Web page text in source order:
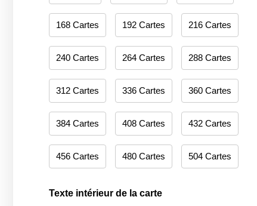
168 Cartes 192 Cartes 216 Cartes
240 Cartes 264 Cartes 288 Cartes
312 Cartes 336 Cartes 360 Cartes
384 Cartes 408 Cartes 432 Cartes
456 Cartes 480 Cartes 504 Cartes
Texte intérieur de la carte